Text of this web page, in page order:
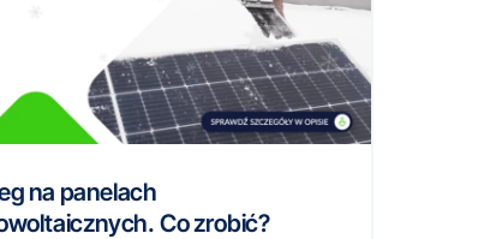
na panelach
Co zrobić?